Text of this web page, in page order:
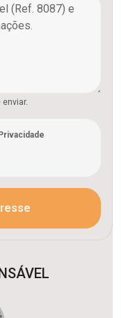
Privacidade